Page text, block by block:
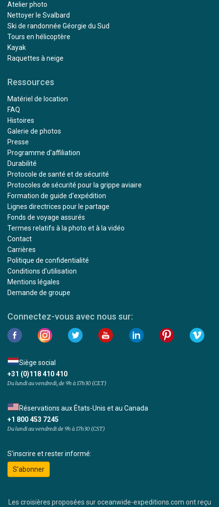
Atelier photo
Nettoyer le Svalbard
Ski de randonnée Géorgie du Sud
Tours en hélicoptère
Kayak
Raquettes à neige
Ressources
Matériel de location
FAQ
Histoires
Galerie de photos
Presse
Programme d'affiliation
Durabilité
Protocole de santé et de sécurité
Protocoles de sécurité pour la grippe aviaire
Formation de guide d'expédition
Lignes directrices pour le partage
Fonds de voyage assurés
Termes relatifs à la photo et à la vidéo
Contact
Carrières
Politique de confidentialité
Conditions d'utilisation
Mentions légales
Demande de groupe
Connectez-vous avec nous sur:
Siège social
+31 (0)118 410 410
Du lundi au vendredi, de 9h à 17h30 (CET)
Réservations aux États-Unis et au Canada
+1 800 453 7245
Du lundi au vendredi de 9h à 17h30 (CST)
S'inscrire et rester informé:
S'abonner
Les croisières proposées sur oceanwide-expeditions.com ont reçu